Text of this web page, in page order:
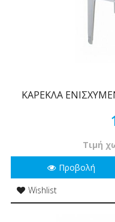
ΚΑΡΕΚΛΑ
Τιμή
Προβολή
Wishlist